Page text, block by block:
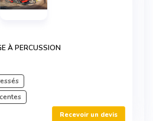
À PERCUSSION
Recevoir un devis